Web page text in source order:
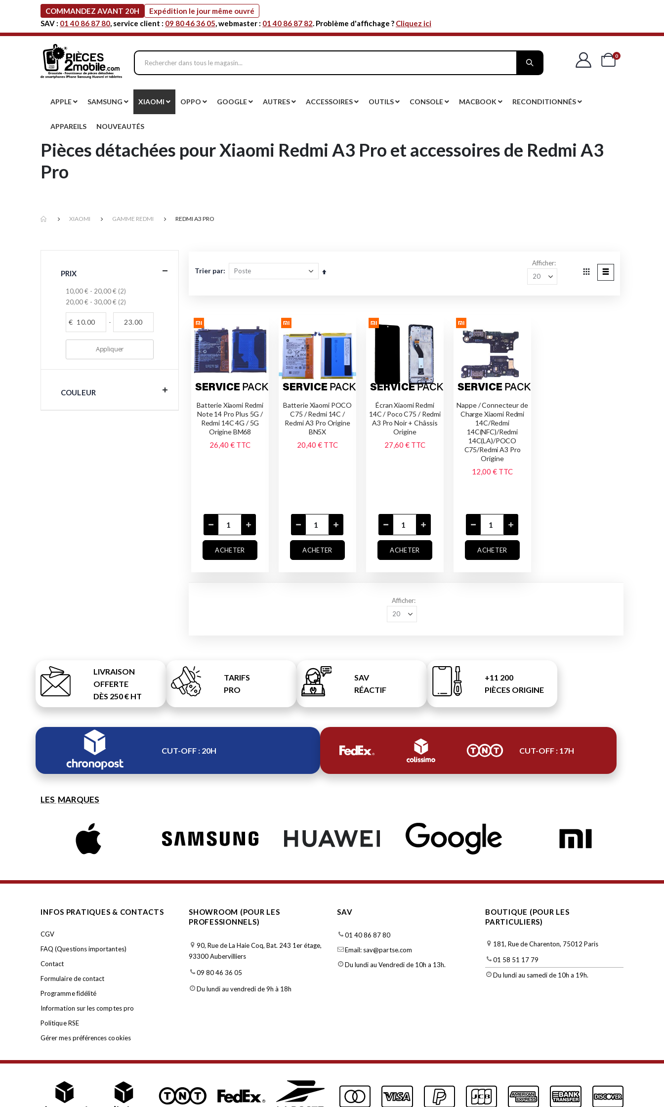
COMMANDEZ AVANT 20H
Expédition le jour même ouvré
SAV : 01 40 86 87 80, service client : 09 80 46 36 05, webmaster : 01 40 86 87 82. Problème d'affichage ? Cliquez ici
Cart
0articles
APPLE SAMSUNG XIAOMI OPPO GOOGLE AUTRES ACCESSOIRES OUTILS CONSOLE MACBOOK RECONDITIONNÉS
APPAREILS NOUVEAUTÉS
Pièces détachées pour Xiaomi Redmi A3 Pro et accessoires de Redmi A3
Pro
XIAOMI GAMME REDMI REDMI A3 PRO
Trier par
Par
Afficher
Afficher
GrilleListe
Batterie Xiaomi Redmi
Note 14 Pro Plus 5G /
Redmi 14C 4G / 5G
Origine BM68
26,40 € TTC
ACHETER
Batterie Xiaomi POCO
C75 / Redmi 14C /
Redmi A3 Pro Origine
BN5X
20,40 € TTC
ACHETER
Écran Xiaomi Redmi
14C / Poco C75 / Redmi
A3 Pro Noir + Châssis
Origine
27,60 € TTC
ACHETER
Nappe / Connecteur de
Charge Xiaomi Redmi
14C/Redmi
14C(NFC)/Redmi
14C(LA)/POCO
C75/Redmi A3 Pro
Origine
12,00 € TTC
ACHETER
Afficher
PRIX
10,00 € - 20,00 € 2
articles
20,00 € - 30,00 € 2
articles
€ -
Appliquer
COULEUR
LIVRAISON
OFFERTE
DÈS 250 € HT
TARIFS
PRO
SAV
RÉACTIF
+11 200
PIÈCES ORIGINE
CUT-OFF : 20H CUT-OFF : 17H
LES MARQUES
INFOS PRATIQUES & CONTACTS
CGV
FAQ (Questions importantes)
Contact
Formulaire de contact
Programme fidélité
Information sur les comptes pro
Politique RSE
Gérer mes préférences cookies
SHOWROOM (POUR LES
PROFESSIONNELS)
90, Rue de La Haie Coq, Bat. 243 1er étage,
93300 Aubervilliers
09 80 46 36 05
Du lundi au vendredi de 9h à 18h
SAV
01 40 86 87 80
Email: sav@partse.com
Du lundi au Vendredi de 10h a 13h.
BOUTIQUE (POUR LES
PARTICULIERS)
181, Rue de Charenton, 75012 Paris
01 58 51 17 79
Du lundi au samedi de 10h a 19h.